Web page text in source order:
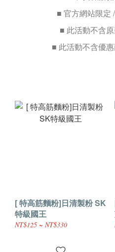
■ 官方網站限定
■ 此活動不含
■ 此活動不含優
[ 特高筋麵粉]日清製粉 SK
特級國王
NT$125 ~ NT$330